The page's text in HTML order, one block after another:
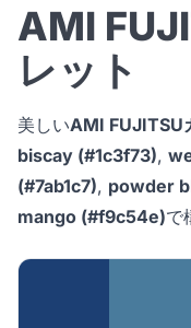
AMI
レット
美しいAMI FUJITSU
biscay (#1c3f73),
(#7ab1c7), powder
mango (#f9c54e)で